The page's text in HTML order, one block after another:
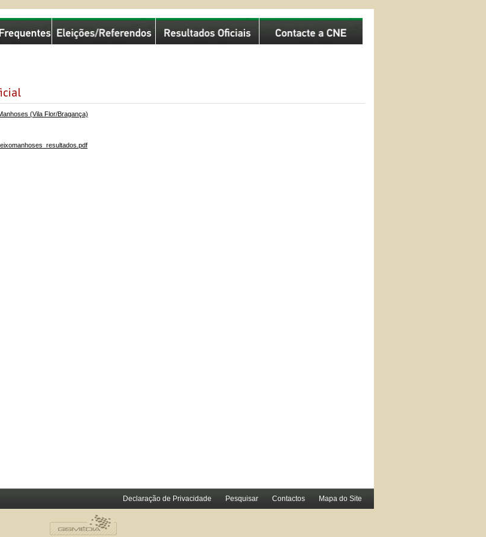
(Vila Flor/Bragança)
de Eleições
Declaração de Privacidade Pesquisar Contactos Mapa do Site